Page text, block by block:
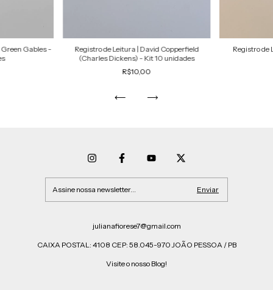
Green Gables -
Registro de Leitura | David Copperfield
(Charles Dickens) - Kit 10 unidades
R$10,00
Registro de
julianafiorese7@gmail.com
CAIXA POSTAL: 4108 CEP: 58.045-970 JOÃO PESSOA / PB
Visite o nosso Blog!